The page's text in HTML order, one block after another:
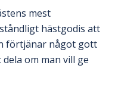
mest
hästgodis att
förtjänar något gott
om man vill ge